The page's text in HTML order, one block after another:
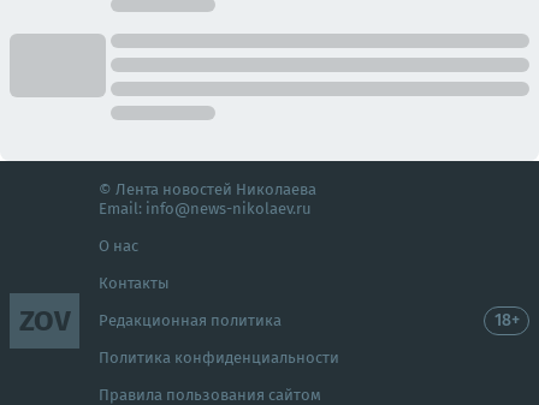
ZOV
© Лента новостей Николаева
Email: info@news-nikolaev.ru
О нас
Контакты
Редакционная политика
Политика конфиденциальности
Правила пользования сайтом
18+